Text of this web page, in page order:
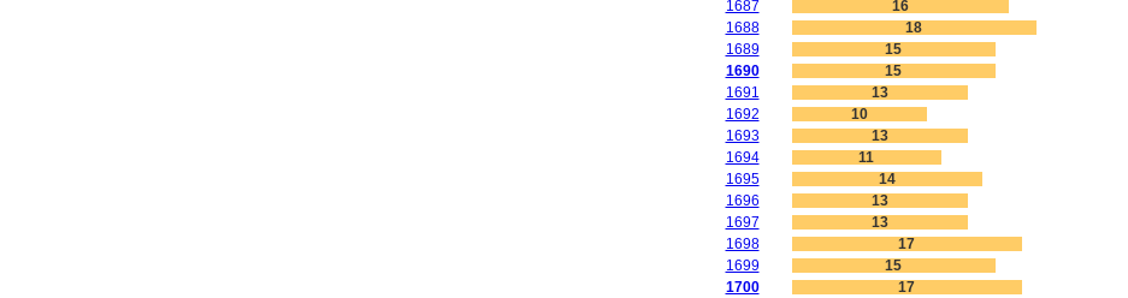
1687
16
1688
18
1689
15
1690
15
1691
13
1692
10
1693
13
1694
11
1695
14
1696
13
1697
13
1698
17
1699
15
1700
17